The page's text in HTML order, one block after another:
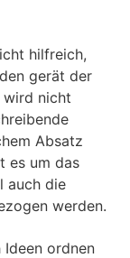
hilfreich,
gerät der
wird nicht
Absatz
es um das
auch die
werden.
ordnen